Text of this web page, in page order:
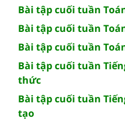
Bài tập cuối tuần
Bài tập cuối tuần
Bài tập cuối tuần
Bài tập cuối tuần
thức
Bài tập cuối tuần
tạo